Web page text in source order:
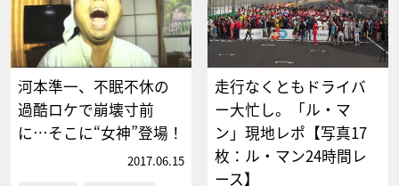
河本準一、不眠不休の
過酷ロケで崩壊寸前
に…そこに“女神”登場！
2017.06.15
走行なくともドライバ
ー大忙し。「ル・マ
ン」現地レポ【写真17
枚：ル・マン24時間レ
ース】